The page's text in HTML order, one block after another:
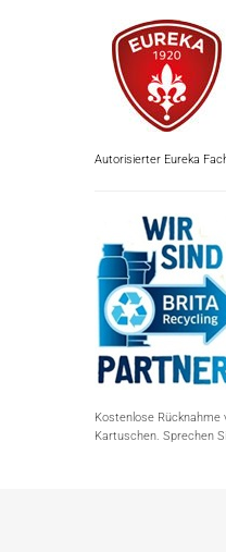
Autorisierter Eureka
Kostenlose
Kartuschen. Sprechen